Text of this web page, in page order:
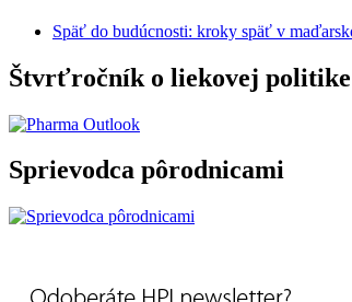
Späť do budúcnosti: kroky späť v
Štvrťročník o liekovej politike
Sprievodca pôrodnicami